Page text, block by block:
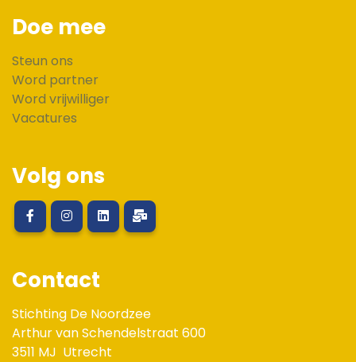
Doe mee
Steun ons
Word partner
Word vrijwilliger
Vacatures
Volg ons
Contact
Stichting De Noordzee
Arthur van Schendelstraat 600
3511 MJ Utrecht